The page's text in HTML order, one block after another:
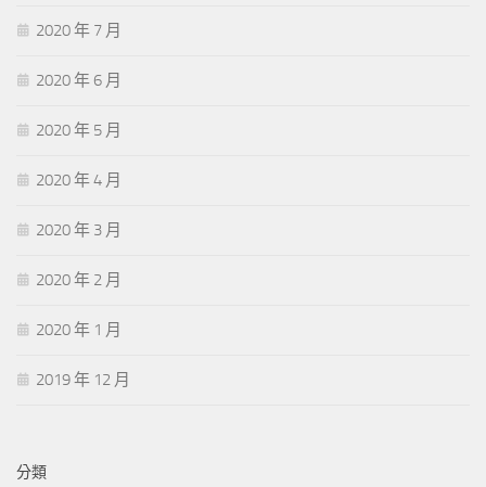
2020 年 7 月
2020 年 6 月
2020 年 5 月
2020 年 4 月
2020 年 3 月
2020 年 2 月
2020 年 1 月
2019 年 12 月
分類